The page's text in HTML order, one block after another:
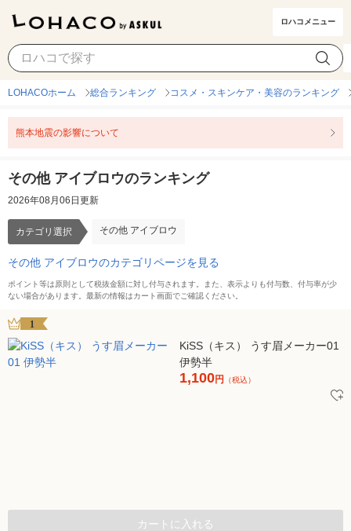
ロハコメニュー
その他 アイブロウ カテゴリ選択
LOHACOホーム 総合ランキング コスメ・スキンケア・美容のランキング
熊本地震の影響について
その他 アイブロウのランキング
2026年08月06日更新
カテゴリ選択 その他 アイブロウ
その他 アイブロウのカテゴリページを見る
ポイント等は原則として税抜金額に対し付与されます。また、表示よりも付与数、付与率が少
ない場合があります。最新の情報はカート画面でご確認ください。
1
KiSS（キス） うす眉メーカー01
伊勢半
1,100円 （税込）
カートに入れる